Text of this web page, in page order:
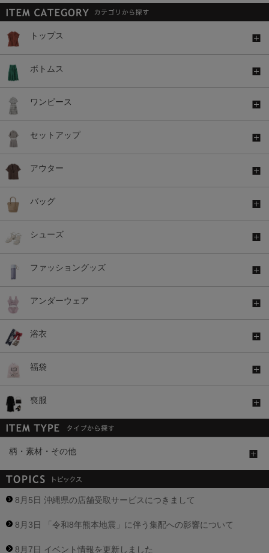
トップス
ボトムス
ワンピース
セットアップ
アウター
バッグ
シューズ
ファッショングッズ
アンダーウェア
浴衣
福袋
喪服
柄・素材・その他
8月5日 沖縄県の店舗受取サービスにつきまして
8月3日 「令和8年熊本地震」に伴う集配への影響について
8月7日 イベント情報を更新しました